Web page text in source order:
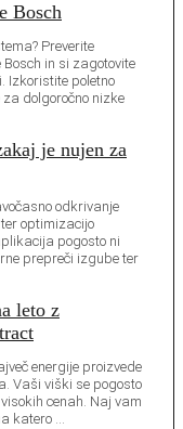
Bosch
Preverite
in si zagotovite
Izkoristite poletno
dolgoročno nizke
je nujen za
odkrivanje
optimizacijo
pogosto ni
prepreči izgube ter
leto z
energije proizvede
Vaši viški se pogosto
cenah. Naj vam
katero …